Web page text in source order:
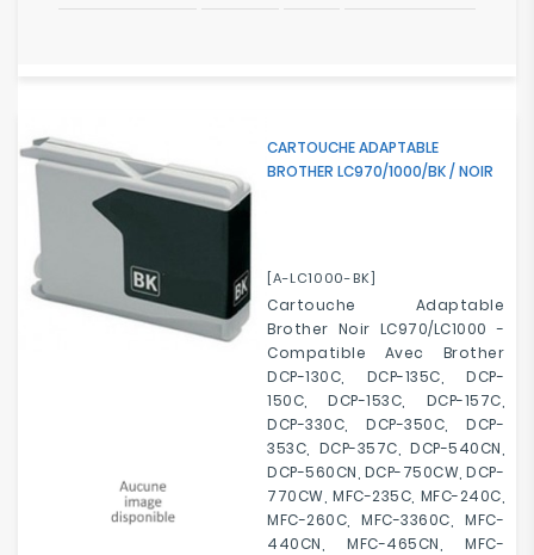
CARTOUCHE ADAPTABLE
BROTHER LC970/1000/BK / NOIR
[A-LC1000-BK]
Cartouche Adaptable
Brother Noir LC970/LC1000 -
Compatible Avec Brother
DCP-130C, DCP-135C, DCP-
150C, DCP-153C, DCP-157C,
DCP-330C, DCP-350C, DCP-
353C, DCP-357C, DCP-540CN,
DCP-560CN, DCP-750CW, DCP-
770CW, MFC-235C, MFC-240C,
MFC-260C, MFC-3360C, MFC-
440CN, MFC-465CN, MFC-